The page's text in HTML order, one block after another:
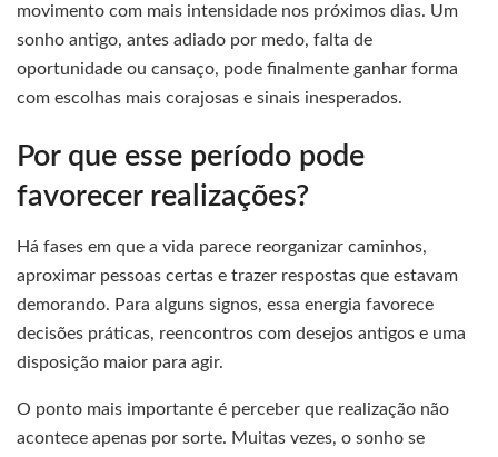
movimento com mais intensidade nos próximos dias. Um
sonho antigo, antes adiado por medo, falta de
oportunidade ou cansaço, pode finalmente ganhar forma
com escolhas mais corajosas e sinais inesperados.
Por que esse período pode
favorecer realizações?
Há fases em que a vida parece reorganizar caminhos,
aproximar pessoas certas e trazer respostas que estavam
demorando. Para alguns signos, essa energia favorece
decisões práticas, reencontros com desejos antigos e uma
disposição maior para agir.
O ponto mais importante é perceber que realização não
acontece apenas por sorte. Muitas vezes, o sonho se